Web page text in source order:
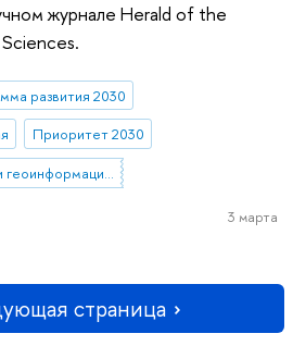
журнале Herald of the
развития 2030
Приоритет 2030
Факультет географии и геоинформационных технологий
3 марта
страница